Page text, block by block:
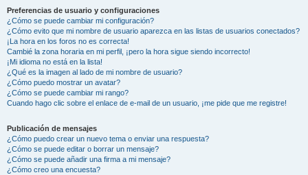
Preferencias de usuario y configuraciones
¿Cómo se puede cambiar mi configuración?
¿Cómo evito que mi nombre de usuario aparezca en las listas de usuarios conectados?
¡La hora en los foros no es correcta!
Cambié la zona horaria en mi perfil, ¡pero la hora sigue siendo incorrecto!
¡Mi idioma no está en la lista!
¿Qué es la imagen al lado de mi nombre de usuario?
¿Cómo puedo mostrar un avatar?
¿Cómo se puede cambiar mi rango?
Cuando hago clic sobre el enlace de e-mail de un usuario, ¡me pide que me registre!
Publicación de mensajes
¿Cómo puedo crear un nuevo tema o enviar una respuesta?
¿Cómo se puede editar o borrar un mensaje?
¿Cómo se puede añadir una firma a mi mensaje?
¿Cómo creo una encuesta?